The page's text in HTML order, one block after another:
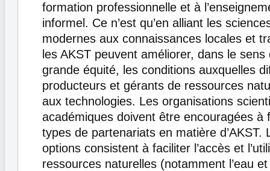
formation professionnelle et à
informel. Ce n’est qu’en alliant les
modernes aux connaissances locales et
les AKST peuvent améliorer, dans le sens
grande équité, les conditions auxquelles
producteurs et gérants de ressources
aux technologies. Les organisations
académiques doivent être encouragées à
types de partenariats en matière d’AKST.
options consistent à faciliter l’accès et
ressources naturelles (notamment l’eau